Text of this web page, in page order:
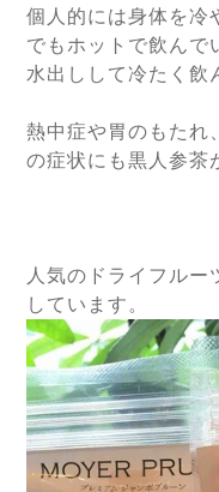
個人的には身体を冷
でもホットで飲んで
水出しして冷たく飲
熱中症や胃のもたれ
の症状にも黒人参茶
人気のドライフル
しています。